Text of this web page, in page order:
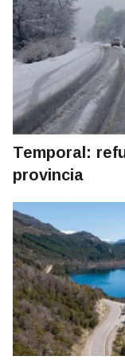
Temporal:
provincia